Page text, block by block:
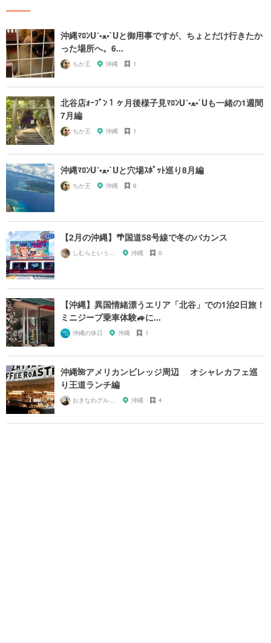
沖縄ﾏﾛﾝU´•ﻌ•`Uと御用事ですが、ちょとだけ行きたか
った場所へ。6...
ちか王 沖縄 1
北谷店ｫｰﾌﾟﾝ１ヶ月後様子見ﾏﾛﾝU´•ﻌ•`Uも一緒の1週間
7月編
ちか王 沖縄 1
沖縄ﾏﾛﾝU´•ﻌ•`Uと穴場ｽﾎﾟｯﾄ巡り8月編
ちか王 沖縄 6
【2月の沖縄】🌴国道58号線で冬のバカンス
しむらというもの 沖縄 0
【沖縄】異国情緒漂うエリア「北谷」での1泊2日旅！
ミニジープ乗車体験🚙に...
沖縄の休日 沖縄 1
沖縄🌺アメリカンビレッジ周辺 オシャレカフェ巡
り王道ランチ編
おきなわグルメガール🌺 沖縄 4